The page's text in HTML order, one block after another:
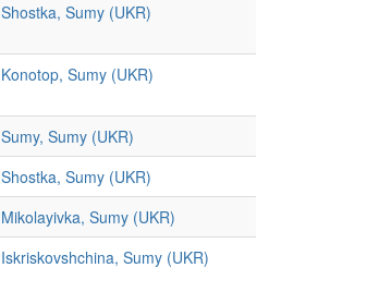
Shostka, Sumy (UKR)
Konotop, Sumy (UKR)
Sumy, Sumy (UKR)
Shostka, Sumy (UKR)
Mikolayivka, Sumy (UKR)
Iskriskovshchina, Sumy (UKR)